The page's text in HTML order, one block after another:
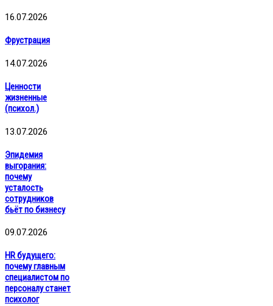
16.07.2026
Фрустрация
14.07.2026
Ценности
жизненные
(психол.)
13.07.2026
Эпидемия
выгорания:
почему
усталость
сотрудников
бьёт по бизнесу
09.07.2026
HR будущего:
почему главным
специалистом по
персоналу станет
психолог